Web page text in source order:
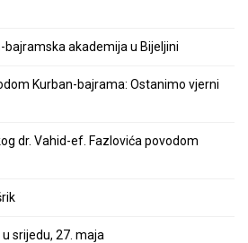
bajramska akademija u Bijeljini
Kurban-bajrama: Ostanimo vjerni
dr. Vahid-ef. Fazlovića povodom
srijedu, 27. maja